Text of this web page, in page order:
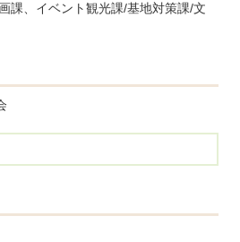
課、イベント観光課/基地対策課/文